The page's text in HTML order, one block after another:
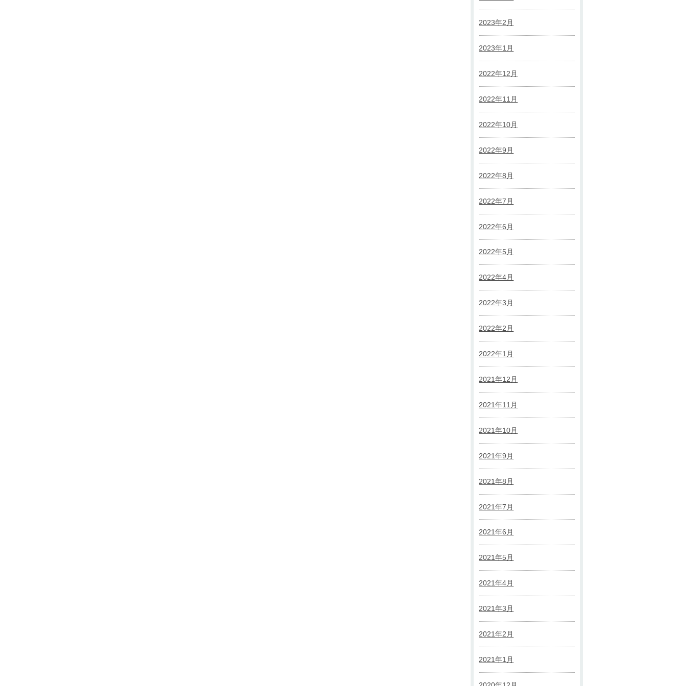
2023年2月
2023年1月
2022年12月
2022年11月
2022年10月
2022年9月
2022年8月
2022年7月
2022年6月
2022年5月
2022年4月
2022年3月
2022年2月
2022年1月
2021年12月
2021年11月
2021年10月
2021年9月
2021年8月
2021年7月
2021年6月
2021年5月
2021年4月
2021年3月
2021年2月
2021年1月